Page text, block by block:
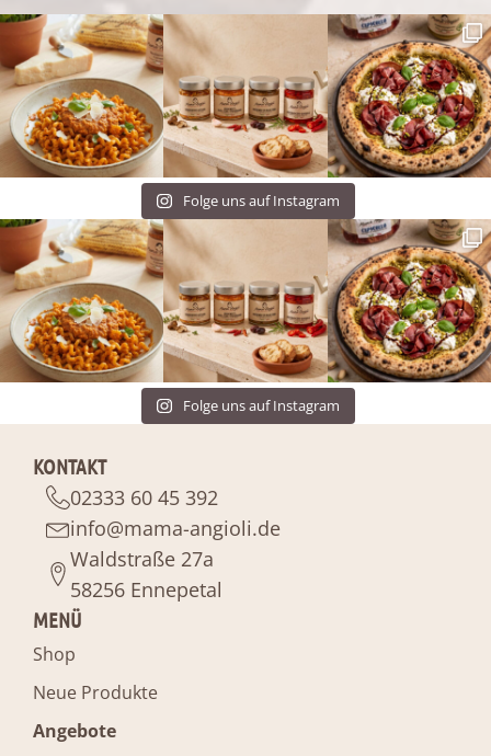
Folge uns auf Instagram
Folge uns auf Instagram
KONTAKT
02333 60 45 392
info@mama-angioli.de
Waldstraße 27a
58256 Ennepetal
MENÜ
Shop
Neue Produkte
Angebote